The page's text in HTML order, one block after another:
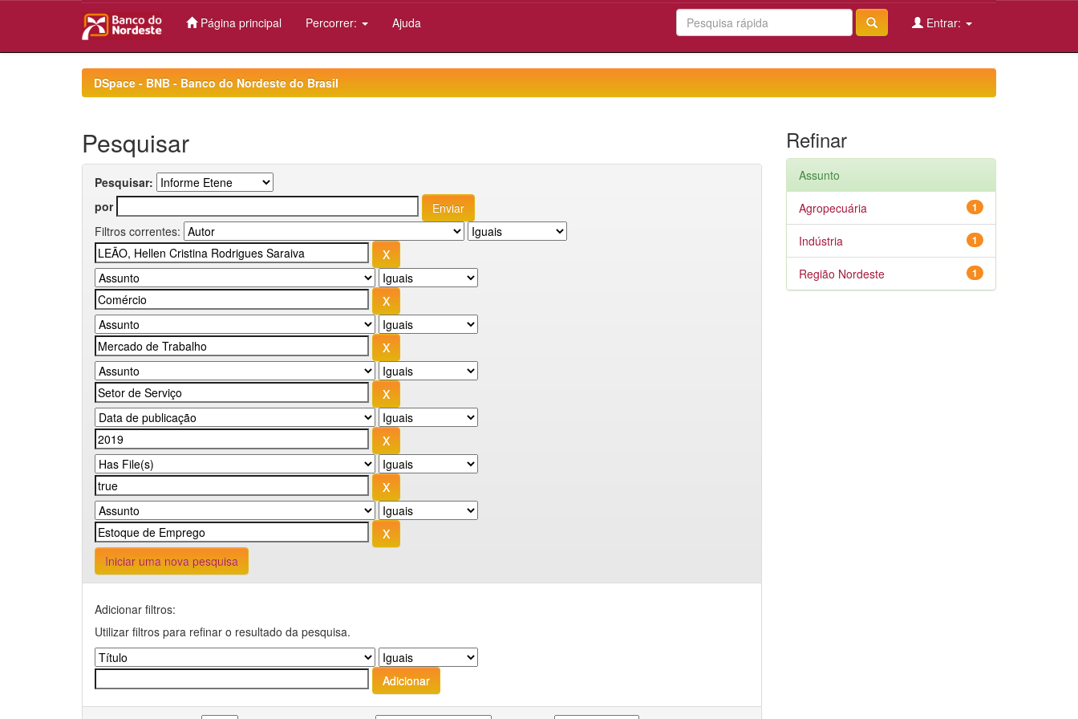
Página principal Percorrer: Ajuda Entrar:
DSpace - BNB - Banco do Nordeste do Brasil
Pesquisar
Pesquisar:
por
Filtros correntes:
Iniciar uma nova pesquisa
Adicionar filtros:
Utilizar filtros para refinar o resultado da pesquisa.
Refinar
Assunto
1
Agropecuária
1
Indústria
1
Região Nordeste